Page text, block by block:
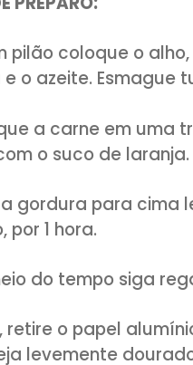
de laranja:
Caldo da forma
colheres (sopa)
colher (sopa) de
DE PREPARO:
um pilão coloque